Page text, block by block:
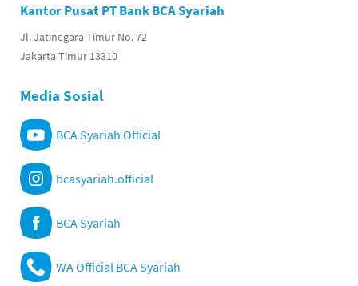
Kantor Pusat PT Bank BCA Syariah
Jl. Jatinegara Timur No. 72
Jakarta Timur 13310
Media Sosial
BCA Syariah Official
bcasyariah.official
BCA Syariah
WA Official BCA Syariah